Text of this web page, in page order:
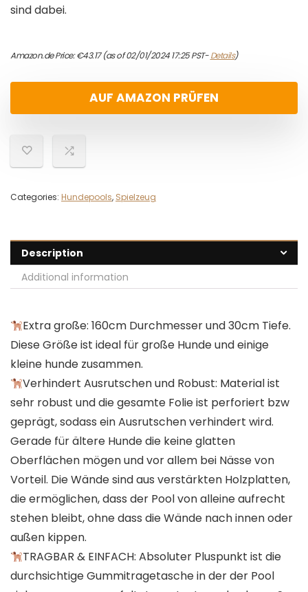
sind dabei.
Amazon.de Price:€43.17(as of 02/01/2024 17:25 PST-Details)
AUF AMAZON PRÜFEN
Categories: Hundepools, Spielzeug
Description
Additional information
Extra große: 160cm Durchmesser und 30cm Tiefe.
Diese Größe ist ideal für große Hunde und einige
kleine hunde zusammen.
Verhindert Ausrutschen und Robust: Material ist
sehr robust und die gesamte Folie ist perforiert bzw
geprägt, sodass ein Ausrutschen verhindert wird.
Gerade für ältere Hunde die keine glatten
Oberflächen mögen und vor allem bei Nässe von
Vorteil. Die Wände sind aus verstärkten Holzplatten,
die ermöglichen, dass der Pool von alleine aufrecht
stehen bleibt, ohne dass die Wände nach innen oder
außen kippen.
TRAGBAR & EINFACH: Absoluter Pluspunkt ist die
durchsichtige Gummitragetasche in der der Pool